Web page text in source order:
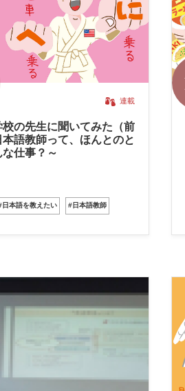
連載
校の先生に聞いてみた（前
語教師って、ほんとのと
な仕事？～
日本語を教えたい #日本語教師